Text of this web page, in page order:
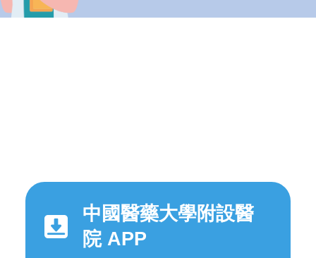
中國醫藥大學附設醫
院 APP